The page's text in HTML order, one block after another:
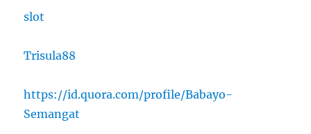
slot
Trisula88
https://id.quora.com/profile/Babayo-
Semangat